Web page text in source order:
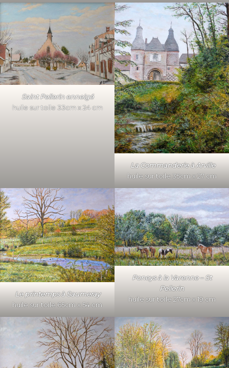
Saint Pellerin enneigé
huile sur toile 33cm x 24 cm
La Commanderie à Arville
huile sur toile 35cm x 27 cm
Le printemps à Saumeray
huile sur toile 65cm x 54 cm
Poneys à la Varenne – St
Pellerin
huile sur toile 27cm x 19 cm